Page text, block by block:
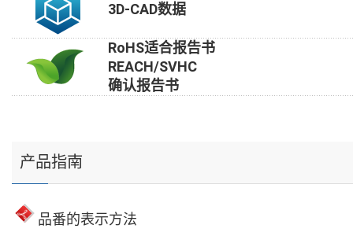
3D-CAD数据
RoHS适合报告书
REACH/SVHC
确认报告书
产品指南
品番的表示方法